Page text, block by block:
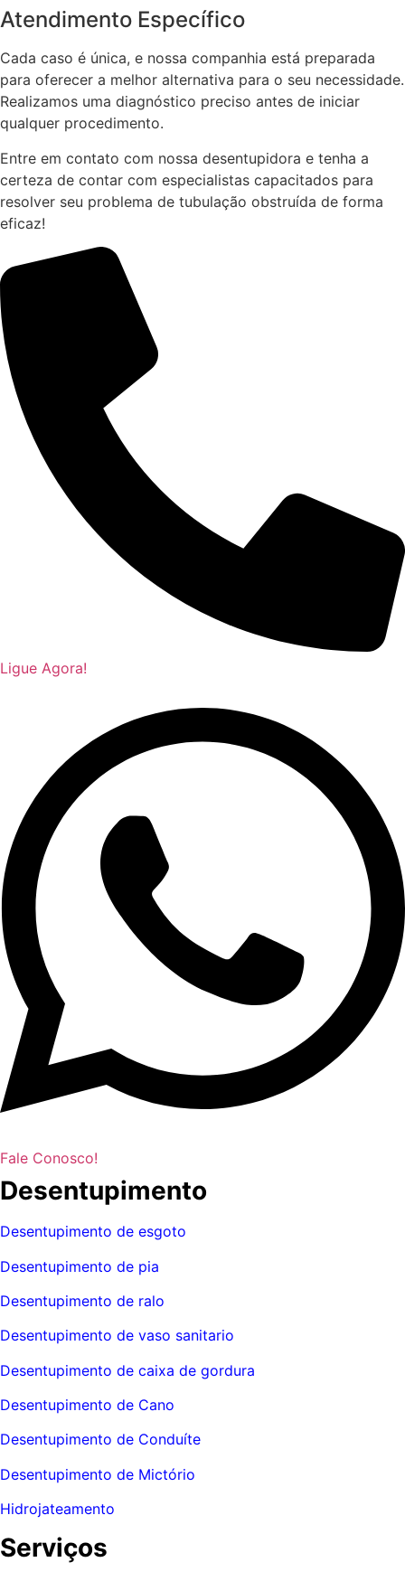
Atendimento Específico
Cada caso é única, e nossa companhia está preparada
para oferecer a melhor alternativa para o seu necessidade.
Realizamos uma diagnóstico preciso antes de iniciar
qualquer procedimento.
Entre em contato com nossa desentupidora e tenha a
certeza de contar com especialistas capacitados para
resolver seu problema de tubulação obstruída de forma
eficaz!
Ligue Agora!
Fale Conosco!
Desentupimento
Desentupimento de esgoto
Desentupimento de pia
Desentupimento de ralo
Desentupimento de vaso sanitario
Desentupimento de caixa de gordura
Desentupimento de Cano
Desentupimento de Conduíte
Desentupimento de Mictório
Hidrojateamento
Serviços